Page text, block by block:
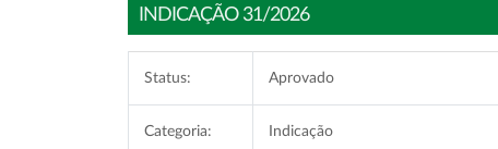
INDICAÇÃO 31/2026
Status: Aprovado
Categoria: Indicação